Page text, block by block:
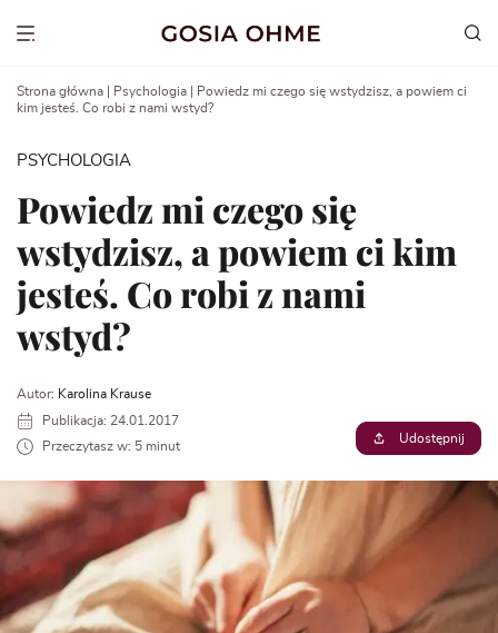
Show menu
Strona główna Psychologia
Powiedz mi czego się wstydzisz, a powiem ci
kim jesteś. Co robi z nami wstyd?
PSYCHOLOGIA
Powiedz mi czego się
wstydzisz, a powiem ci kim
jesteś. Co robi z nami
wstyd?
Autor: Karolina Krause
Publikacja: 24.01.2017
Przeczytasz w: 5 minut
Udostępnij